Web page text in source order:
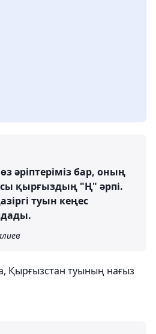
әріптеріміз бар, оның
қырғыздың "Ң" әрпі.
туын кеңес
Қырғызстан туының нағыз